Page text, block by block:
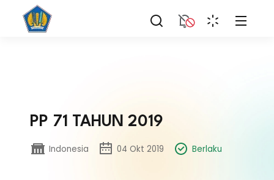
PP 71 TAHUN 2019
Indonesia 04 Okt 2019 Berlaku